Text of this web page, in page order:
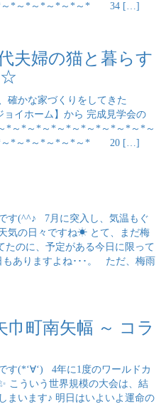
*～*～*～*～*～*～* 34 […]
夫婦の猫と暮らす
☆
確かな家づくりをしてきた
ョイホーム】から 完成見学会の
*～*～*～*～*～*～*～*～*～*～
*～*～*～*～*～*～* 20 […]
す(^^♪ 7月に突入し、気温もぐ
気の日々ですね☀ とて、まだ梅
たのに、予定がある今日に限って
もありますよね･･･。 ただ、梅雨
巾町南矢幅 ～ コラ
す(*‘∀‘) 4年に1度のワールドカ
こういう世界規模の大会は、結
まいます♪ 明日はいよいよ運命の